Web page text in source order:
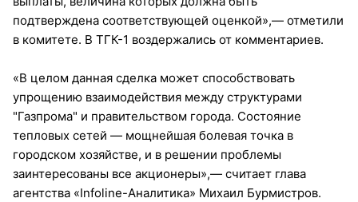
подтверждена соответствующей оценкой»,— отметили
в комитете. В ТГК-1 воздержались от комментариев.
«В целом данная сделка может способствовать
упрощению взаимодействия между структурами
"Газпрома" и правительством города. Состояние
тепловых сетей — мощнейшая болевая точка в
городском хозяйстве, и в решении проблемы
заинтересованы все акционеры»,— считает глава
агентства «Infoline-Аналитика» Михаил Бурмистров.